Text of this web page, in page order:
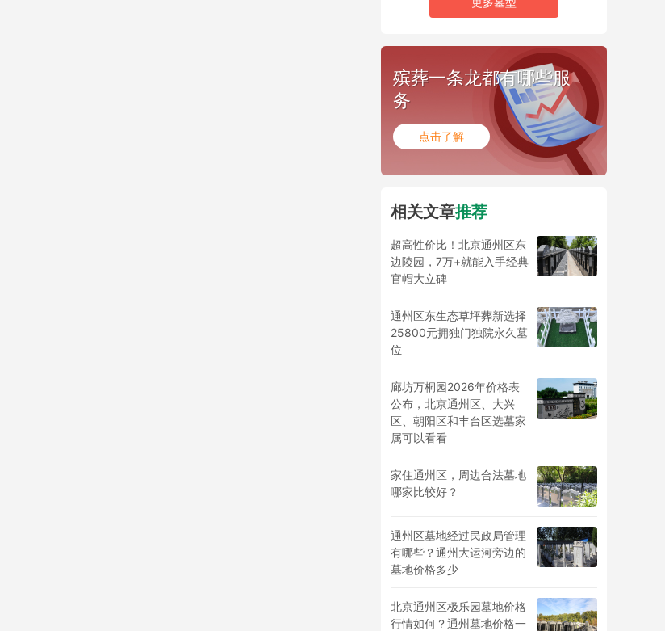
殡葬一条龙都有哪些服
务
点击了解
相关文章推荐
超高性价比！北京通州区东
边陵园，7万+就能入手经典
官帽大立碑
通州区东生态草坪葬新选择
25800元拥独门独院永久墓
位
廊坊万桐园2026年价格表
公布，北京通州区、大兴
区、朝阳区和丰台区选墓家
属可以看看
家住通州区，周边合法墓地
哪家比较好？
通州区墓地经过民政局管理
有哪些？通州大运河旁边的
墓地价格多少
北京通州区极乐园墓地价格
行情如何？通州墓地价格一